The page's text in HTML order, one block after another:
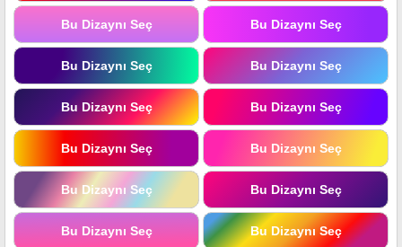
Bu Dizaynı Seç Bu Dizaynı Seç
Bu Dizaynı Seç Bu Dizaynı Seç
Bu Dizaynı Seç Bu Dizaynı Seç
Bu Dizaynı Seç Bu Dizaynı Seç
Bu Dizaynı Seç Bu Dizaynı Seç
Bu Dizaynı Seç Bu Dizaynı Seç